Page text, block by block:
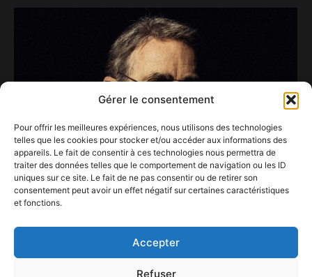
Gérer le consentement
Pour offrir les meilleures expériences, nous utilisons des technologies
telles que les cookies pour stocker et/ou accéder aux informations des
appareils. Le fait de consentir à ces technologies nous permettra de
traiter des données telles que le comportement de navigation ou les ID
uniques sur ce site. Le fait de ne pas consentir ou de retirer son
consentement peut avoir un effet négatif sur certaines caractéristiques
et fonctions.
Accepter
Refuser
6 novembre 2023